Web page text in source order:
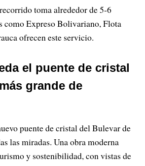
toma alrededor de 5-6
como Expreso Bolivariano, Flota
ofrecen este servicio.
el puente de cristal
grande de
puente de cristal del Bulevar de
las miradas. Una obra moderna
y sostenibilidad, con vistas de